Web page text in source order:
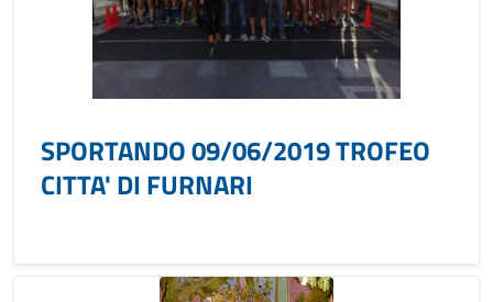
SPORTANDO 09/06/2019 TROFEO
CITTA' DI FURNARI